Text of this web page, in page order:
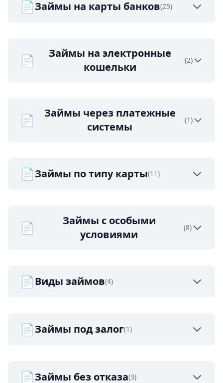
📄Займы на карты банков(25)
📄
Займы на электронные
кошельки
(2)
📄
Займы через платежные
системы
(1)
📄Займы по типу карты(11)
📄
Займы с особыми
условиями
(8)
📄Виды займов(4)
📄Займы под залог(1)
📄Займы без отказа(3)